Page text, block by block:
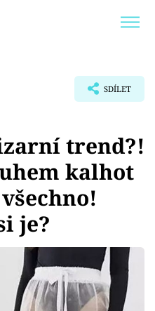
SDÍLET
trend?!
kalhot
je?